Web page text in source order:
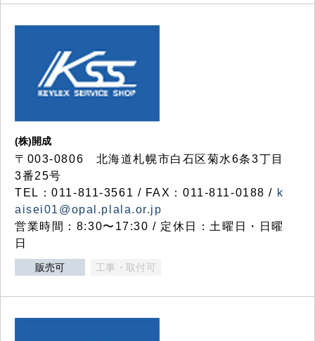
(株)開成
〒003-0806 北海道札幌市白石区菊水6条3丁目
3番25号
TEL：011-811-3561 / FAX：011-811-0188 / k
aisei01@opal.plala.or.jp
営業時間：8:30〜17:30 / 定休日：土曜日・日曜
日
販売可 工事・取付可